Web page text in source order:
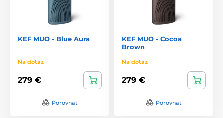
KEF MUO - Blue Aura
Na dotaz
279 €
Porovnať
KEF MUO - Cocoa
Brown
Na dotaz
279 €
Porovnať